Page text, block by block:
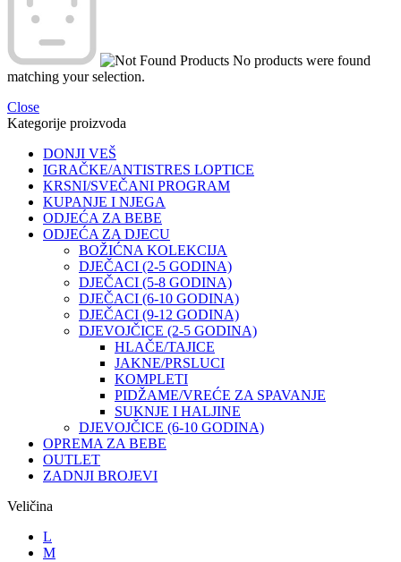
No products were found
matching your selection.
Close
Kategorije proizvoda
DONJI VEŠ
IGRAČKE/ANTISTRES LOPTICE
KRSNI/SVEČANI PROGRAM
KUPANJE I NJEGA
ODJEĆA ZA BEBE
ODJEĆA ZA DJECU
BOŽIĆNA KOLEKCIJA
DJEČACI (2-5 GODINA)
DJEČACI (5-8 GODINA)
DJEČACI (6-10 GODINA)
DJEČACI (9-12 GODINA)
DJEVOJČICE (2-5 GODINA)
HLAČE/TAJICE
JAKNE/PRSLUCI
KOMPLETI
PIDŽAME/VREĆE ZA SPAVANJE
SUKNJE I HALJINE
DJEVOJČICE (6-10 GODINA)
OPREMA ZA BEBE
OUTLET
ZADNJI BROJEVI
Veličina
L
M